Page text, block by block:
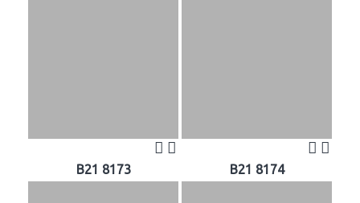
B21 8173 B21 8174